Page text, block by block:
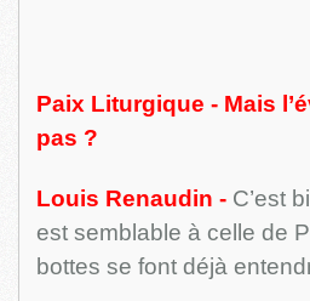
Paix Liturgique - Mais
pas ?
Louis Renaudin -C’est
est semblable à celle de
bottes se font déjà